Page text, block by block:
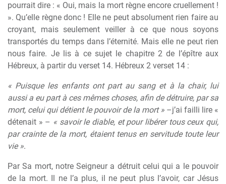
pourrait dire : « Oui, mais la mort règne encore cruellement !
». Qu’elle règne donc ! Elle ne peut absolument rien faire au
croyant, mais seulement veiller à ce que nous soyons
transportés du temps dans l’éternité. Mais elle ne peut rien
nous faire. Je lis à ce sujet le chapitre 2 de l’épître aux
Hébreux, à partir du verset 14. Hébreux 2 verset 14 :
« Puisque les enfants ont part au sang et à la chair, lui
aussi a eu part à ces mêmes choses, afin de détruire, par sa
mort, celui qui détient le pouvoir de la mort » –j’ai failli lire «
détenait » – « savoir le diable, et pour libérer tous ceux qui,
par crainte de la mort, étaient tenus en servitude toute leur
vie ».
Par Sa mort, notre Seigneur a détruit celui qui a le pouvoir
de la mort. Il ne l’a plus, il ne peut plus l’avoir, car Jésus